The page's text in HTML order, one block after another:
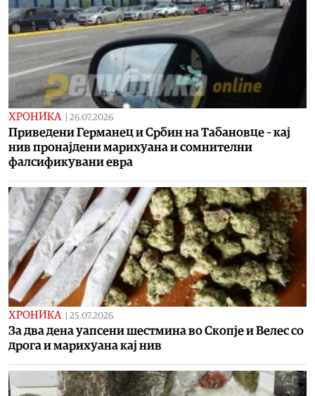
ХРОНИКА 26.07.2026
Приведени Германец и Србин на Табановце – кај
нив пронајдени марихуана и сомнителни
фалсификувани евра
ХРОНИКА 25.07.2026
За два дена уапсени шестмина во Скопје и Велес со
дрога и марихуана кај нив